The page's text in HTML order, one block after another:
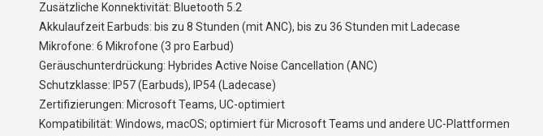
Zusätzliche Konnektivität: Bluetooth 5.2
Akkulaufzeit Earbuds: bis zu 8 Stunden (mit ANC), bis zu 36 Stunden mit Ladecase
Mikrofone: 6 Mikrofone (3 pro Earbud)
Geräuschunterdrückung: Hybrides Active Noise Cancellation (ANC)
Schutzklasse: IP57 (Earbuds), IP54 (Ladecase)
Zertifizierungen: Microsoft Teams, UC-optimiert
Kompatibilität: Windows, macOS; optimiert für Microsoft Teams und andere UC-Plattformen